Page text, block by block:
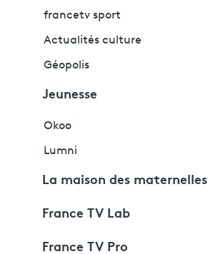
francetv sport
Actualités culture
Géopolis
Jeunesse
Okoo
Lumni
La maison des maternelles
France TV Lab
France TV Pro